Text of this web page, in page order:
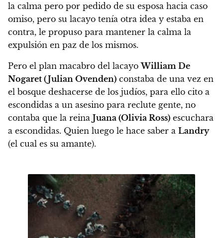
la calma pero por pedido de su esposa hacia caso
omiso, pero su lacayo tenía otra idea y estaba en
contra, le propuso para mantener la calma la
expulsión en paz de los mismos.
Pero el plan macabro del lacayoWilliam De
Nogaret (Julian Ovenden) constaba de una vez en
el bosque deshacerse de los judíos, para ello cito a
escondidas a un asesino para reclute gente, no
contaba que la reina Juana (Olivia Ross) escuchara
a escondidas. Quien luego le hace saber a Landry
(el cual es su amante).